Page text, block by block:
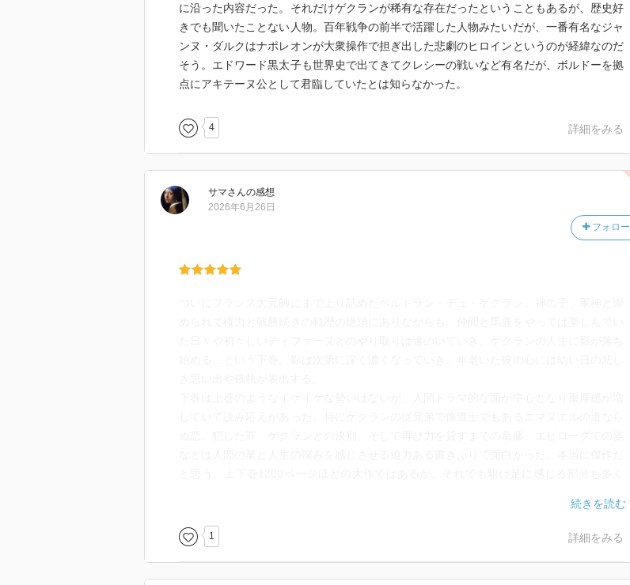
に沿った内容だった。それだけゲクランが稀有な存在だったということもあるが、歴史好
きでも聞いたことない人物。百年戦争の前半で活躍した人物みたいだが、一番有名なジャ
ンヌ・ダルクはナポレオンが大衆操作で担ぎ出した悲劇のヒロインというのが経緯なのだ
そう。エドワード黒太子も世界史で出てきてクレシーの戦いなど有名だが、ボルドーを拠
点にアキテーヌ公として君臨していたとは知らなかった。
4 詳細をみる
サマさんの感想
フォロー
2026年6月26日
人生は始まっては終わっていき、歴史はいつまでも続く。ゲクランもシャルル5世も退場
しても百年戦争はまだまだ終わらない。人間の生の面白さ、歴史の面白さを感じられる小
1 詳細をみる